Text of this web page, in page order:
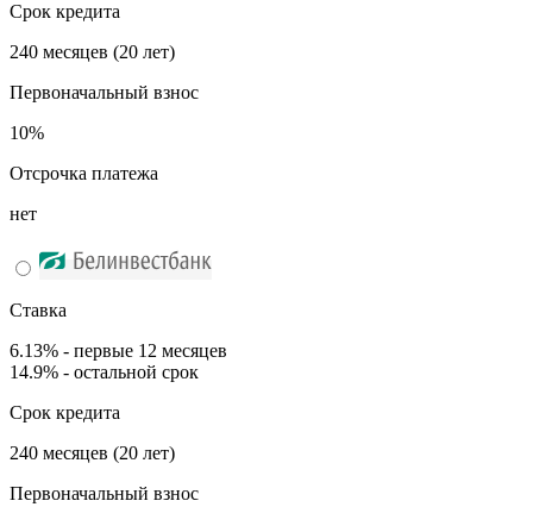
Срок кредита
240 месяцев (20 лет)
Первоначальный взнос
10%
Отсрочка платежа
нет
Ставка
6.13% - первые 12 месяцев
14.9% - остальной срок
Срок кредита
240 месяцев (20 лет)
Первоначальный взнос